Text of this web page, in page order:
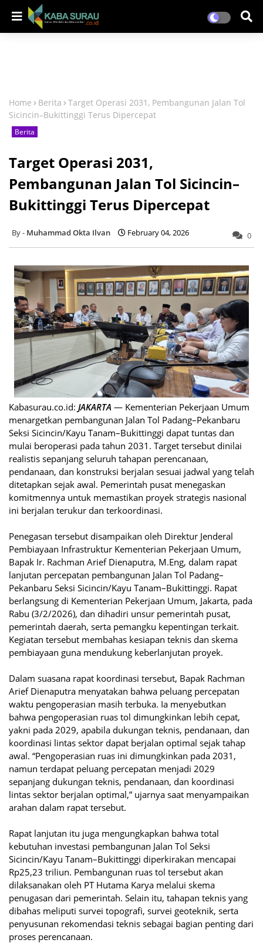
Home Berita
Target Operasi 2031, Pembangunan Jalan Tol
Sicincin–Bukittinggi Terus Dipercepat
Berita
Target Operasi 2031,
Pembangunan Jalan Tol Sicincin–
Bukittinggi Terus Dipercepat
Muhammad Okta Ilvan February 04, 2026 0
Kabasurau.co.id: JAKARTA — Kementerian Pekerjaan Umum
menargetkan pembangunan Jalan Tol Padang–Pekanbaru
Seksi Sicincin/Kayu Tanam–Bukittinggi dapat tuntas dan
mulai beroperasi pada tahun 2031. Target tersebut dinilai
realistis sepanjang seluruh tahapan perencanaan,
pendanaan, dan konstruksi berjalan sesuai jadwal yang telah
ditetapkan sejak awal. Pemerintah pusat menegaskan
komitmennya untuk memastikan proyek strategis nasional
ini berjalan terukur dan terkoordinasi.
Penegasan tersebut disampaikan oleh Direktur Jenderal
Pembiayaan Infrastruktur Kementerian Pekerjaan Umum,
Bapak Ir. Rachman Arief Dienaputra, M.Eng, dalam rapat
lanjutan percepatan pembangunan Jalan Tol Padang–
Pekanbaru Seksi Sicincin/Kayu Tanam–Bukittinggi. Rapat
berlangsung di Kementerian Pekerjaan Umum, Jakarta, pada
Rabu (3/2/2026), dan dihadiri unsur pemerintah pusat,
pemerintah daerah, serta pemangku kepentingan terkait.
Kegiatan tersebut membahas kesiapan teknis dan skema
pembiayaan guna mendukung keberlanjutan proyek.
Dalam suasana rapat koordinasi tersebut, Bapak Rachman
Arief Dienaputra menyatakan bahwa peluang percepatan
waktu pengoperasian masih terbuka. Ia menyebutkan
bahwa pengoperasian ruas tol dimungkinkan lebih cepat,
yakni pada 2029, apabila dukungan teknis, pendanaan, dan
koordinasi lintas sektor dapat berjalan optimal sejak tahap
awal. “Pengoperasian ruas ini dimungkinkan pada 2031,
namun terdapat peluang percepatan menjadi 2029
sepanjang dukungan teknis, pendanaan, dan koordinasi
lintas sektor berjalan optimal,” ujarnya saat menyampaikan
arahan dalam rapat tersebut.
Rapat lanjutan itu juga mengungkapkan bahwa total
kebutuhan investasi pembangunan Jalan Tol Seksi
Sicincin/Kayu Tanam–Bukittinggi diperkirakan mencapai
Rp25,23 triliun. Pembangunan ruas tol tersebut akan
dilaksanakan oleh PT Hutama Karya melalui skema
penugasan dari pemerintah. Selain itu, tahapan teknis yang
dibahas meliputi survei topografi, survei geoteknik, serta
penyusunan rekomendasi teknis sebagai bagian penting dari
proses perencanaan.